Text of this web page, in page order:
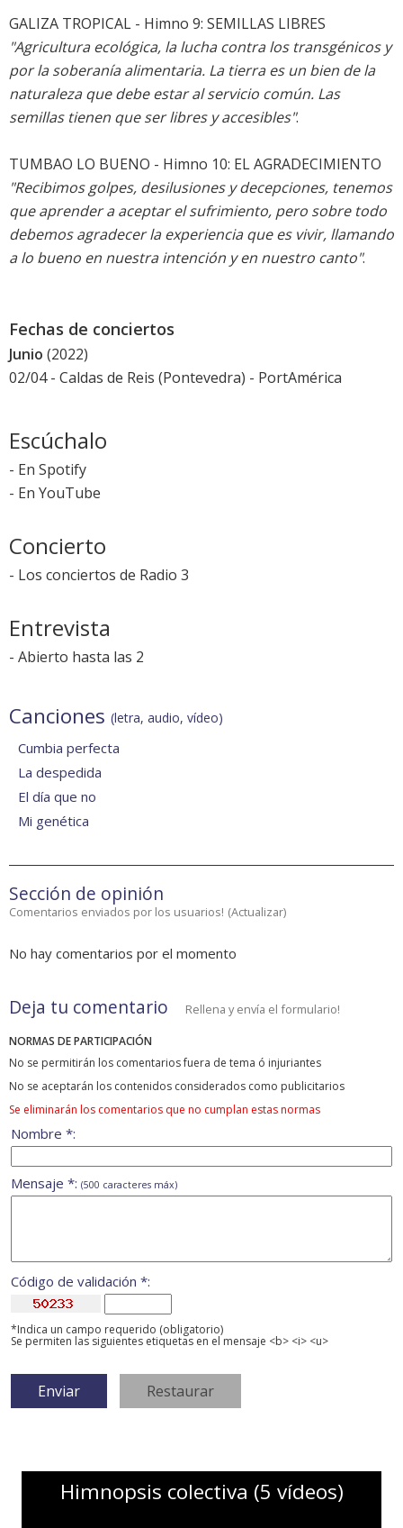
GALIZA TROPICAL - Himno 9: SEMILLAS LIBRES
"Agricultura ecológica, la lucha contra los transgénicos y
por la soberanía alimentaria. La tierra es un bien de la
naturaleza que debe estar al servicio común. Las
semillas tienen que ser libres y accesibles".
TUMBAO LO BUENO - Himno 10: EL AGRADECIMIENTO
"Recibimos golpes, desilusiones y decepciones, tenemos
que aprender a aceptar el sufrimiento, pero sobre todo
debemos agradecer la experiencia que es vivir, llamando
a lo bueno en nuestra intención y en nuestro canto".
Fechas de conciertos
Junio (2022)
02/04 - Caldas de Reis (Pontevedra) - PortAmérica
Escúchalo
- En Spotify
- En YouTube
Concierto
- Los conciertos de Radio 3
Entrevista
- Abierto hasta las 2
Canciones (letra, audio, vídeo)
Cumbia perfecta
La despedida
El día que no
Mi genética
Sección de opinión
Comentarios enviados por los usuarios! (Actualizar)
No hay comentarios por el momento
Deja tu comentario Rellena y envía el formulario!
NORMAS DE PARTICIPACIÓN
No se permitirán los comentarios fuera de tema ó injuriantes
No se aceptarán los contenidos considerados como publicitarios
Se eliminarán los comentarios que no cumplan estas normas
Nombre *:
Mensaje *: (500 caracteres máx)
Código de validación *:
*Indica un campo requerido (obligatorio)
Se permiten las siguientes etiquetas en el mensaje <b> <i> <u>
Himnopsis colectiva (5 vídeos)